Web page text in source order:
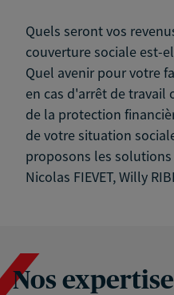
Quels seront vos
couverture sociale est-
Quel avenir pour votre
en cas d'arrêt de travail
de la protection
de votre situation
proposons les
Nicolas FIEVET, Willy
Nos